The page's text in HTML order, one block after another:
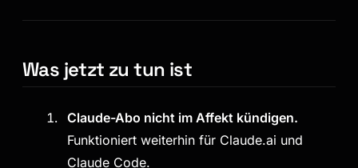
Was jetzt zu tun ist
Claude-Abo nicht im Affekt kündigen.
Funktioniert weiterhin für Claude.ai und
Claude Code.